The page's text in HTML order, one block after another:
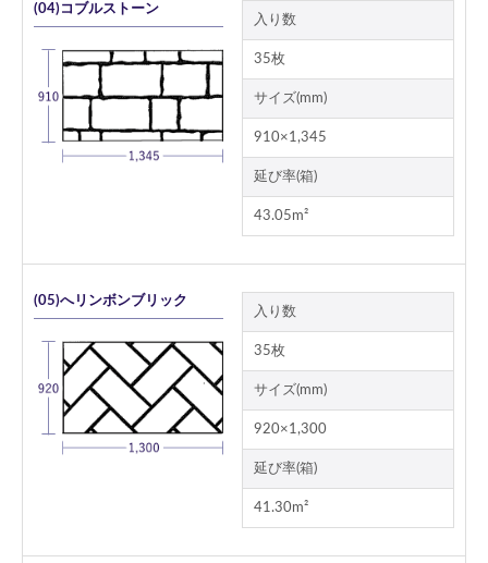
(04)コブルストーン
入り数
35枚
サイズ(mm)
910×1,345
延び率(箱)
43.05m²
(05)へリンボンブリック
入り数
35枚
サイズ(mm)
920×1,300
延び率(箱)
41.30m²